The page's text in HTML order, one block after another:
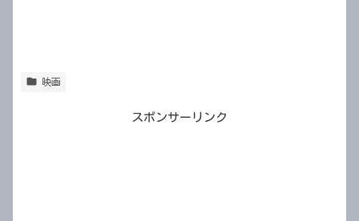
映画
スポンサーリンク